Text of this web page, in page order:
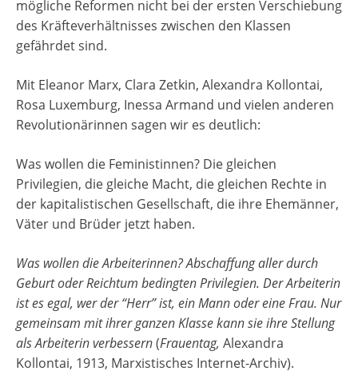
mögliche Reformen nicht bei der ersten Verschiebung
des Kräfteverhältnisses zwischen den Klassen
gefährdet sind.
Mit Eleanor Marx, Clara Zetkin, Alexandra Kollontai,
Rosa Luxemburg, Inessa Armand und vielen anderen
Revolutionärinnen sagen wir es deutlich:
Was wollen die Feministinnen? Die gleichen
Privilegien, die gleiche Macht, die gleichen Rechte in
der kapitalistischen Gesellschaft, die ihre Ehemänner,
Väter und Brüder jetzt haben.
Was wollen die Arbeiterinnen? Abschaffung aller durch
Geburt oder Reichtum bedingten Privilegien. Der Arbeiterin
ist es egal, wer der “Herr” ist, ein Mann oder eine Frau. Nur
gemeinsam mit ihrer ganzen Klasse kann sie ihre Stellung
als Arbeiterin verbessern(Frauentag, Alexandra
Kollontai, 1913, Marxistisches Internet-Archiv).